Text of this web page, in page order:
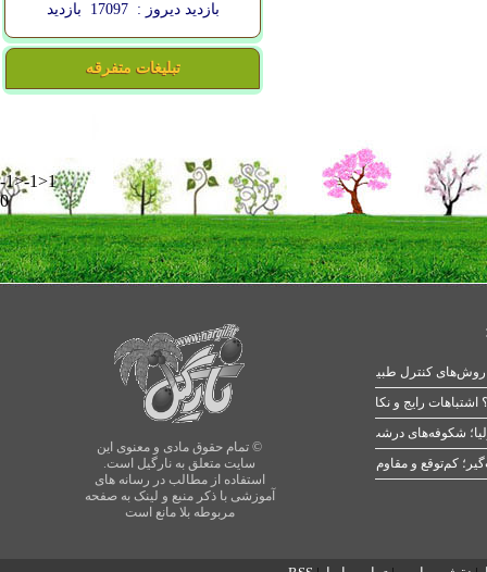
بازدید دیروز : 17097 بازدید
تبلیغات متفرقه
-1>-1>1
0
© تمام حقوق مادی و معنوی این
سایت متعلق به نارگیل است.
استفاده از مطالب در رسانه های
آموزشی با ذکر منبع و لینک به صفحه
مربوطه بلا مانع است
رایج و نکات طلایی
شکوفه‌های درشت در بهار